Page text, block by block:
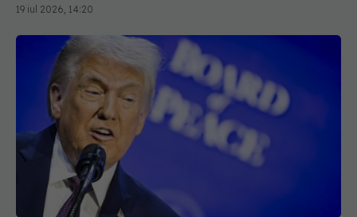
19 iul 2026, 14:20